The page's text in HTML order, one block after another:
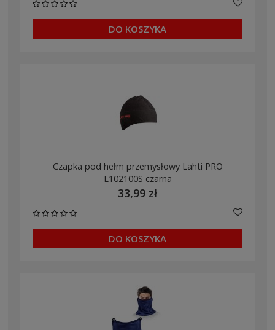
DO KOSZYKA
Czapka pod hełm przemysłowy Lahti PRO
L102100S czarna
33,99 zł
DO KOSZYKA